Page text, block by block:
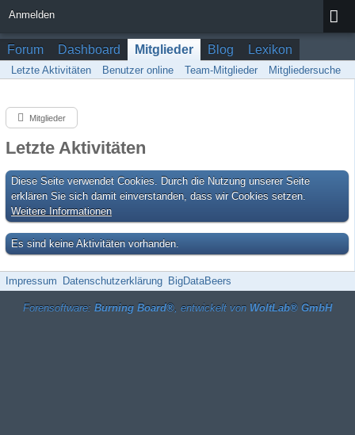
Anmelden
Forum Dashboard Mitglieder Blog Lexikon
Letzte Aktivitäten Benutzer online Team-Mitglieder Mitgliedersuche
Mitglieder
Letzte Aktivitäten
Diese Seite verwendet Cookies. Durch die Nutzung unserer Seite
erklären Sie sich damit einverstanden, dass wir Cookies setzen.
Weitere Informationen
Es sind keine Aktivitäten vorhanden.
Impressum Datenschutzerklärung BigDataBeers
Forensoftware: Burning Board®, entwickelt von WoltLab® GmbH